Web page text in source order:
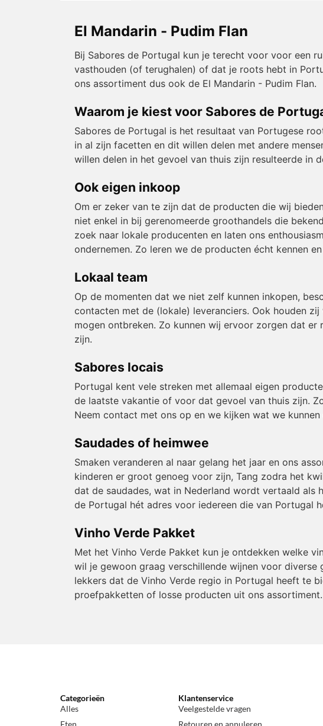
El Mandarin - Pudim Flan
Bij Sabores de Portugal kun je terecht voor voor een
vasthouden (of terughalen) of dat je roots hebt in
ons assortiment dus ook de El Mandarin - Pudim Flan.
Waarom je kiest voor Sabores de
Sabores de Portugal is het resultaat van Portugese
in al zijn facetten en dit willen delen met andere
willen delen in het gevoel van thuis zijn resulteerde in
Ook eigen inkoop
Om er zeker van te zijn dat de producten die wij
niet enkel in bij gerenomeerde groothandels die
zoek naar lokale producenten en laten ons
ondernemen. Zo leren we de producten écht kennen
Lokaal team
Op de momenten dat we niet zelf kunnen inkopen,
contacten met de (lokale) leveranciers. Ook houden
mogen ontbreken. Zo kunnen wij ervoor zorgen dat
zijn.
Sabores locais
Portugal kent vele streken met allemaal eigen
de laatste vakantie of voor dat gevoel van thuis zijn.
Neem contact met ons op en we kijken wat we
Saudades of heimwee
Smaken veranderen al naar gelang het jaar en ons
kinderen er groot genoeg voor zijn, Tang zodra het
dat de saudades, wat in Nederland wordt vertaald als
de Portugal hét adres voor iedereen die van Portugal
Vinho Verde Pakket
Met het Vinho Verde Pakket kun je ontdekken welke
wil je gewoon graag verschillende wijnen voor
lekkers dat de Vinho Verde regio in Portugal heeft te
proefpakketten of losse producten uit ons
Categorieën
Alles
Eten
Klantenservice
Veelgestelde vragen
Retouren en annuleren